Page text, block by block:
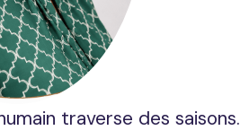
traverse des saisons.